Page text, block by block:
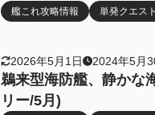
艦これ攻略情報 単発クエスト
2026年5月1日 2024年5月
鵜来型海防艦、静か
リー/5月)